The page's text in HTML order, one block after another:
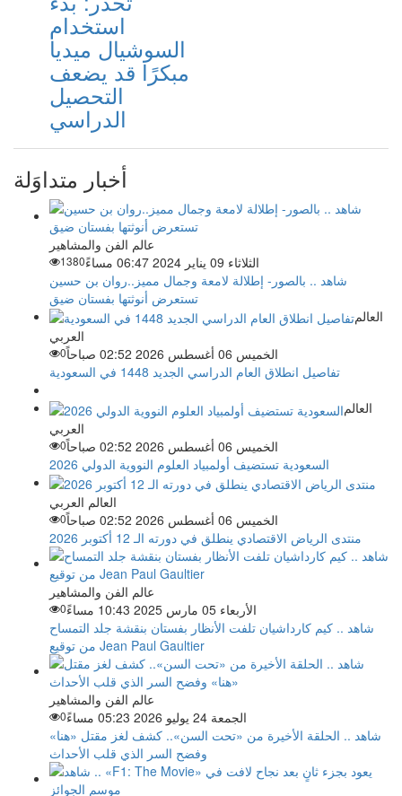
استخدام
السوشيال ميديا
مبكرًا قد يضعف
التحصيل
الدراسي
أخبار متداوَلة
عالم الفن والمشاهير
الثلاثاء 09 يناير 2024 06:47 مساءً
1380
شاهد .. بالصور- إطلالة لامعة وجمال مميز..روان بن حسين
تستعرض أنوثتها بفستان ضيق
العالم
العربي
الخميس 06 أغسطس 2026 02:52 صباحاً
0
تفاصيل انطلاق العام الدراسي الجديد 1448 في السعودية
العالم
العربي
الخميس 06 أغسطس 2026 02:52 صباحاً
0
السعودية تستضيف أولمبياد العلوم النووية الدولي 2026
العالم العربي
الخميس 06 أغسطس 2026 02:52 صباحاً
0
منتدى الرياض الاقتصادي ينطلق في دورته الـ 12 أكتوبر 2026
عالم الفن والمشاهير
الأربعاء 05 مارس 2025 10:43 مساءً
0
شاهد .. كيم كارداشيان تلفت الأنظار بفستان بنقشة جلد التمساح
من توقيع Jean Paul Gaultier
عالم الفن والمشاهير
الجمعة 24 يوليو 2026 05:23 مساءً
0
شاهد .. الحلقة الأخيرة من «تحت السن».. كشف لغز مقتل «هنا»
وفضح السر الذي قلب الأحداث